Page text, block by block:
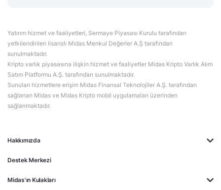
Hakkımızda
Destek Merkezi
Midas'ın Kulakları
Yatırım hizmet ve faaliyetleri, Sermaye Piyasası Kurulu tarafından
yetkilendirilen lisanslı Midas Menkul Değerler A.Ş tarafından
sunulmaktadır.
Kripto varlık piyasasına ilişkin hizmet ve faaliyetler Midas Kripto Varlık Alım
Satım Platformu A.Ş. tarafından sunulmaktadır.
Sunulan hizmetlere erişim Midas Finansal Teknolojiler A.Ş. tarafından
sağlanan Midas ve Midas Kripto mobil uygulamaları üzerinden
sağlanmaktadır.